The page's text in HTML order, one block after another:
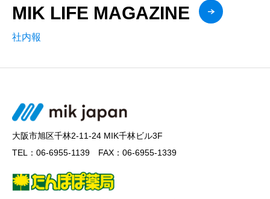
MIK LIFE MAGAZINE
社内報
大阪市旭区千林2-11-24 MIK千林ビル3F
TEL：06-6955-1139 FAX：06-6955-1339